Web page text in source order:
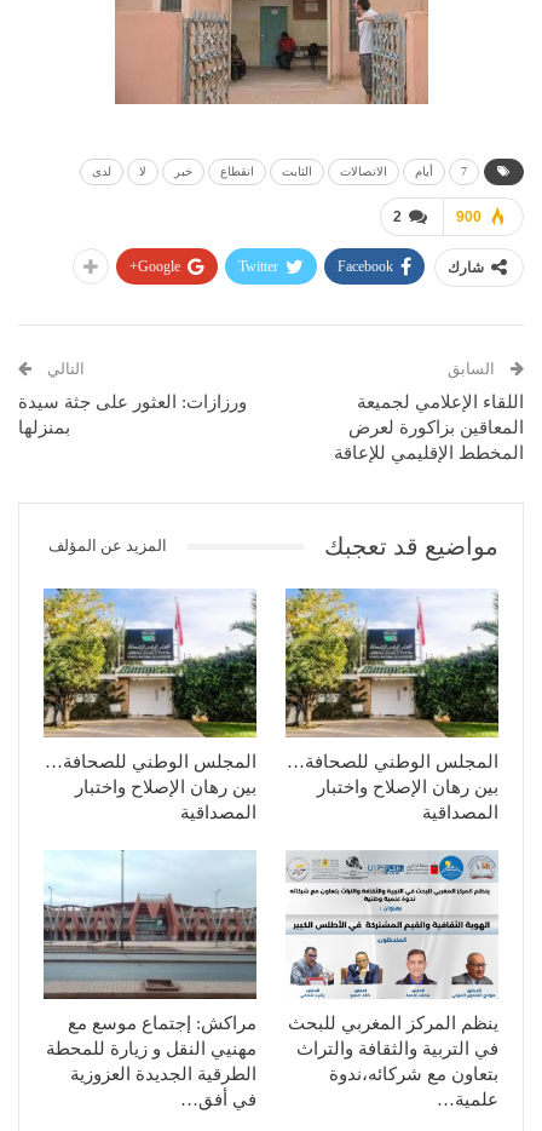
7 أيام الاتصالات الثابت انقطاع خبر لا لدى
2 900
شارك Facebook
Twitter
Google+
السابق
اللقاء الإعلامي لجميعة
المعاقين بزاكورة لعرض
المخطط الإقليمي للإعاقة
التالي
ورزازات: العثور على جثة سيدة
بمنزلها
مواضيع قد تعجبك المزيد عن المؤلف
المجلس الوطني للصحافة…
بين رهان الإصلاح واختبار
المصداقية
المجلس الوطني للصحافة…
بين رهان الإصلاح واختبار
المصداقية
ينظم المركز المغربي للبحث
في التربية والثقافة والتراث
بتعاون مع شركائه،ندوة
علمية…
مراكش: إجتماع موسع مع
مهنيي النقل و زيارة للمحطة
الطرقية الجديدة العزوزية
في أفق…